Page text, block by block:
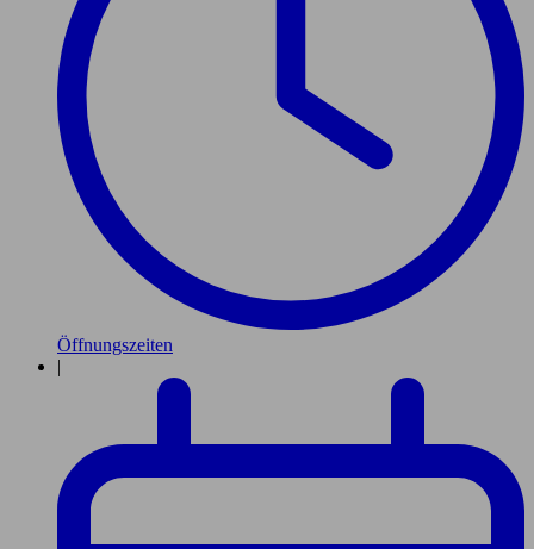
Öffnungszeiten
|